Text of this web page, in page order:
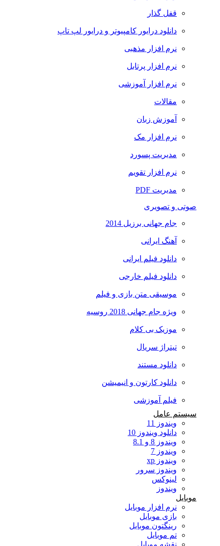
قفل گذار
دانلود درایور کامپیوتر و درایور لپ تاپ
نرم افزار مذهبی
نرم افزار پرتابل
نرم افزار آموزشی
مقالات
آموزش زبان
نرم افزار مک
مدیریت پسورد
نرم افزار تقویم
مدیریت PDF
صوتی و تصویری
جام جهانی برزیل 2014
آهنگ ایرانی
دانلود فیلم ایرانی
دانلود فیلم خارجی
موسیقی متن بازی و فیلم
ویژه جام جهانی 2018 روسیه
موزیک بی کلام
تیتراژ سریال
دانلود مستند
دانلود کارتون و انیمیشن
فیلم آموزشی
سیستم عامل
ویندوز 11
دانلود ویندوز 10
ویندوز 8 و 8.1
ویندوز 7
ویندوز xp
ویندوز سرور
لینوکس
ویندوز
نرم افزار موبایل
بازی موبایل
رینگتون موبایل
تم موبایل
نقشه موبایل